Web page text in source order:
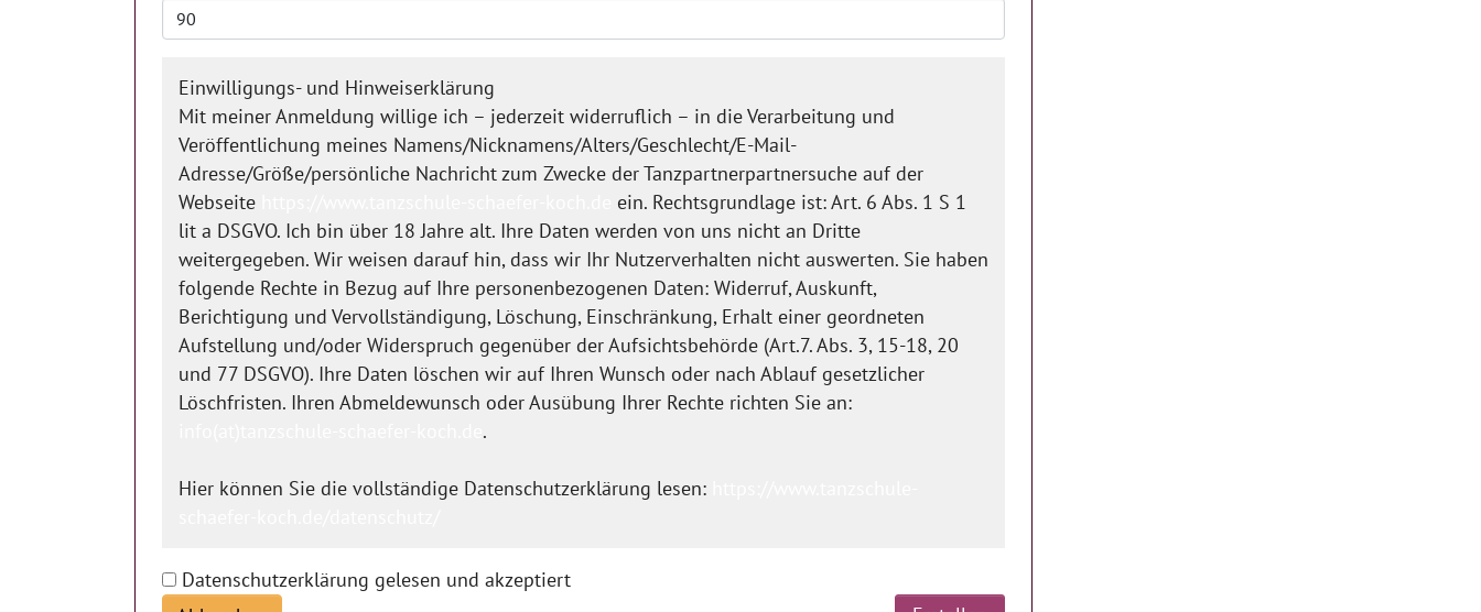
Einwilligungs- und Hinweiserklärung
Mit meiner Anmeldung willige ich – jederzeit widerruflich – in die Verarbeitung und
Veröffentlichung meines Namens/Nicknamens/Alters/Geschlecht/E-Mail-
Adresse/Größe/persönliche Nachricht zum Zwecke der Tanzpartnerpartnersuche auf der
Webseite
ein. Rechtsgrundlage ist: Art. 6 Abs. 1 S 1
lit a DSGVO. Ich bin über 18 Jahre alt. Ihre Daten werden von uns nicht an Dritte
weitergegeben. Wir weisen darauf hin, dass wir Ihr Nutzerverhalten nicht auswerten. Sie haben
folgende Rechte in Bezug auf Ihre personenbezogenen Daten: Widerruf, Auskunft,
Berichtigung und Vervollständigung, Löschung, Einschränkung, Erhalt einer geordneten
Aufstellung und/oder Widerspruch gegenüber der Aufsichtsbehörde (Art.7. Abs. 3, 15-18, 20
und 77 DSGVO). Ihre Daten löschen wir auf Ihren Wunsch oder nach Ablauf gesetzlicher
Löschfristen. Ihren Abmeldewunsch oder Ausübung Ihrer Rechte richten Sie an:
.
Hier können Sie die vollständige Datenschutzerklärung lesen:
Datenschutzerklärung gelesen und akzeptiert